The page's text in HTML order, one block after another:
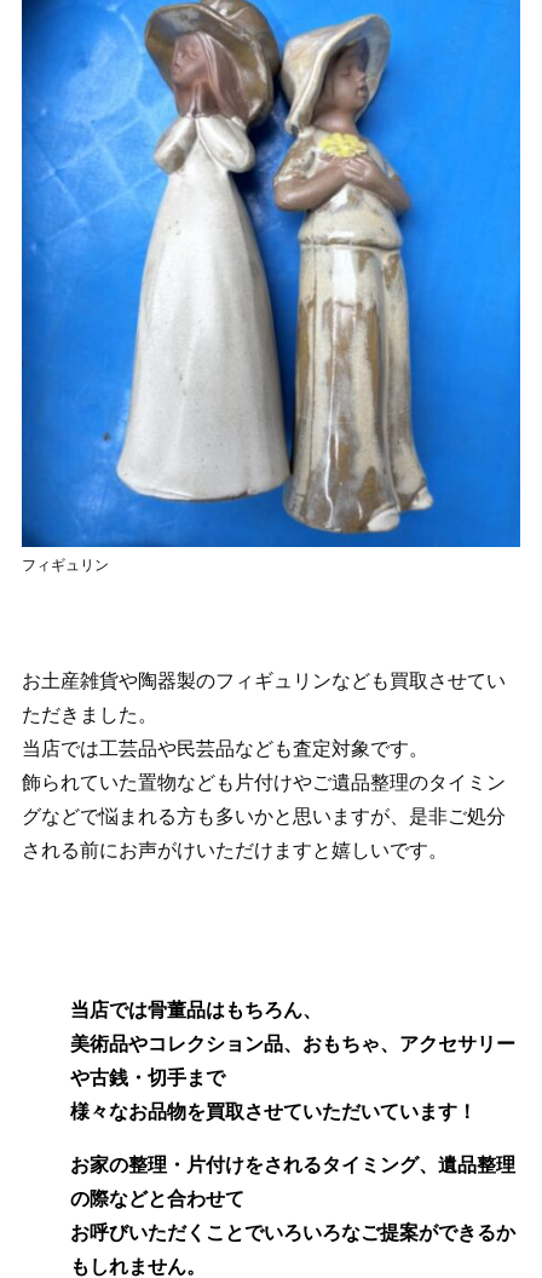
フィギュリン
お土産雑貨や陶器製のフィギュリンなども買取させてい
ただきました。
当店では工芸品や民芸品なども査定対象です。
飾られていた置物なども片付けやご遺品整理のタイミン
グなどで悩まれる方も多いかと思いますが、是非ご処分
される前にお声がけいただけますと嬉しいです。
当店では骨董品はもちろん、
美術品やコレクション品、おもちゃ、アクセサリー
や古銭・切手まで
様々なお品物を買取させていただいています！
お家の整理・片付けをされるタイミング、遺品整理
の際などと合わせて
お呼びいただくことでいろいろなご提案ができるか
もしれません。